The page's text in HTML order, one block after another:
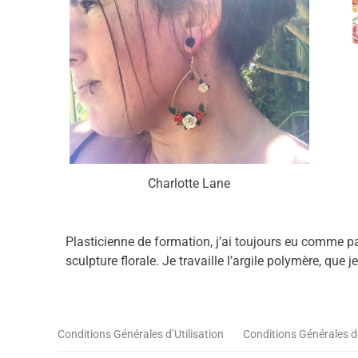
Charlotte Lane
Plasticienne de formation, j’ai toujours eu comme
sculpture florale. Je travaille l’argile polymère, que
Conditions Générales d’Utilisation Conditions Générales